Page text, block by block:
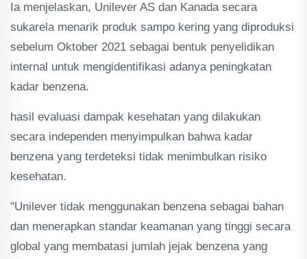
Ia menjelaskan, Unilever AS dan Kanada secara
sukarela menarik produk sampo kering yang diproduksi
sebelum Oktober 2021 sebagai bentuk penyelidikan
internal untuk mengidentifikasi adanya peningkatan
kadar benzena.
hasil evaluasi dampak kesehatan yang dilakukan
secara independen menyimpulkan bahwa kadar
benzena yang terdeteksi tidak menimbulkan risiko
kesehatan.
"Unilever tidak menggunakan benzena sebagai bahan
dan menerapkan standar keamanan yang tinggi secara
global yang membatasi jumlah jejak benzena yang